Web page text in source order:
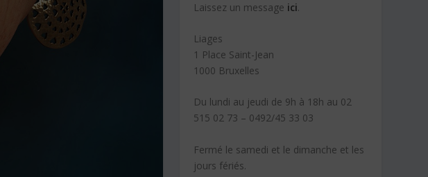
Laissez un message ici.
Liages
1 Place Saint-Jean
1000 Bruxelles
Du lundi au jeudi de 9h à 18h au 02
515 02 73 – 0492/45 33 03
Fermé le samedi et le dimanche et les
jours fériés.